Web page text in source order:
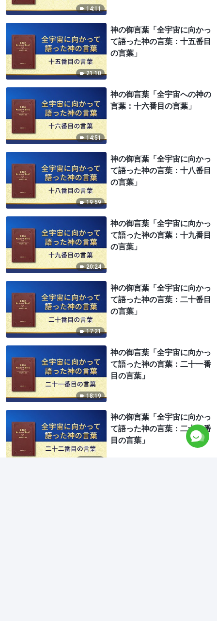
14:11
21:10
神の御言葉「全宇宙に向かっ
て語った神の言葉：十五番目
の言葉」
14:51
神の御言葉「全宇宙への神の
言葉：十六番目の言葉」
19:59
神の御言葉「全宇宙に向かっ
て語った神の言葉：十八番目
の言葉」
20:24
神の御言葉「全宇宙に向かっ
て語った神の言葉：十九番目
の言葉」
17:21
神の御言葉「全宇宙に向かっ
て語った神の言葉：二十番目
の言葉」
18:19
神の御言葉「全宇宙に向かっ
て語った神の言葉：二十一番
目の言葉」
神の御言葉「全宇宙に向かっ
て語った神の言葉：二十二番
目の言葉」